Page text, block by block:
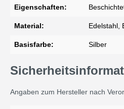
Eigenschaften:
Material: Edelstahl,
Basisfarbe: Silber
Angaben zum Hersteller nach